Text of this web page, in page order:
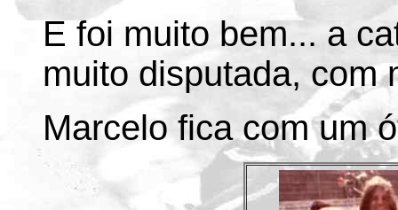
E foi muito bem... a
muito disputada, com
Marcelo fica com um